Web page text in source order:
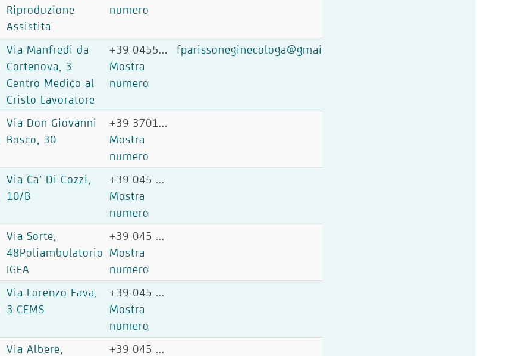
Riproduzione
Assistita
numero
Via Manfredi da
Cortenova, 3
Centro Medico al
Cristo Lavoratore
+39 0455...
Mostra
numero
fparissoneginecologa@gmail.com
Via Don Giovanni
Bosco, 30
+39 3701...
Mostra
numero
Via Ca’ Di Cozzi,
10/B
+39 045 ...
Mostra
numero
Via Sorte,
48Poliambulatorio
IGEA
+39 045 ...
Mostra
numero
Via Lorenzo Fava,
3 CEMS
+39 045 ...
Mostra
numero
Via Albere,
+39 045 ...